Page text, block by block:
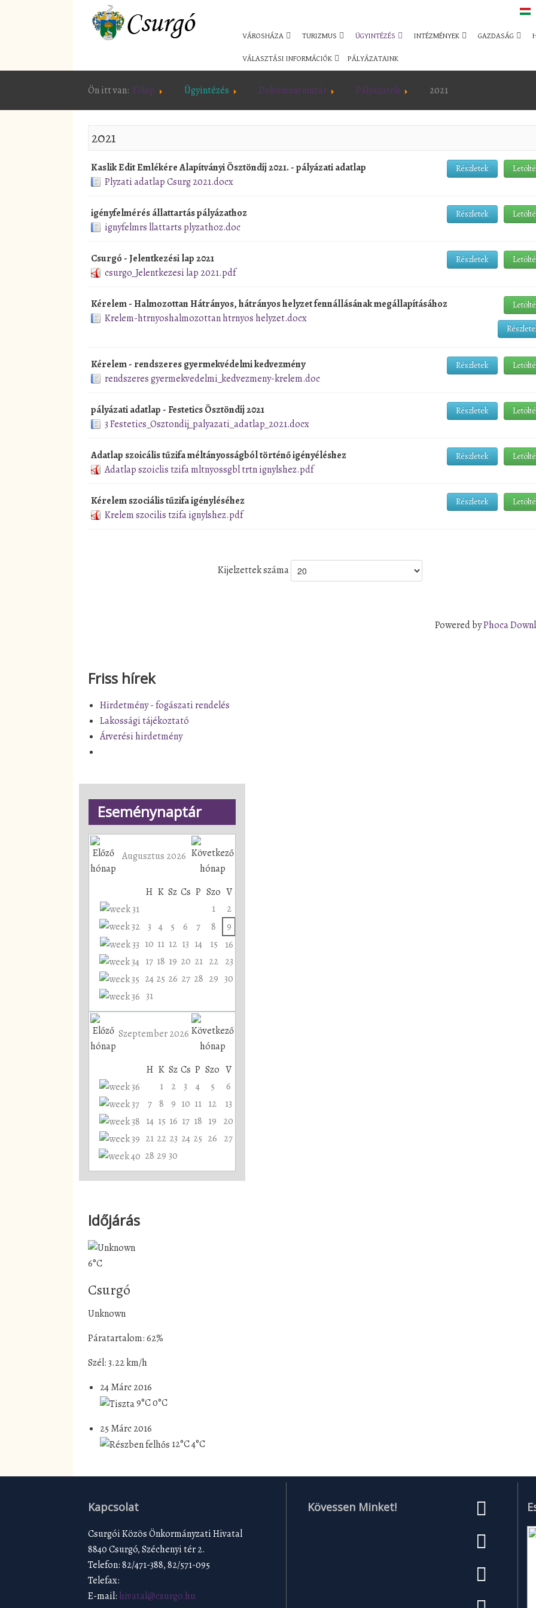
VÁROSHÁZA TURIZMUS ÜGYINTÉZÉS INTÉZMÉNYEK GAZDASÁG
VÁLASZTÁSI INFORMÁCIÓK PÁLYÁZATAINK
Ön itt van: Főlap Ügyintézés Dokumentumtár Pályázatok 2021
2021
Kaslik Edit Emlékére Alapítványi Ösztöndíj 2021. - pályázati adatlap
Plyzati adatlap Csurg 2021.docx
Részletek
igényfelmérés állattartás pályázathoz
ignyfelmrs llattarts plyzathoz.doc
Részletek
Csurgó - Jelentkezési lap 2021
csurgo_Jelentkezesi lap 2021.pdf
Részletek
Kérelem - Halmozottan Hátrányos, hátrányos helyzet fennállásának megállapításához
Krelem-htrnyoshalmozottan htrnyos helyzet.docx
Kérelem - rendszeres gyermekvédelmi kedvezmény
rendszeres gyermekvedelmi_kedvezmeny-krelem.doc
Részletek
pályázati adatlap - Festetics Ösztöndíj 2021
3 Festetics_Osztondij_palyazati_adatlap_2021.docx
Részletek
Adatlap szoicális tűzifa méltányosságból történő igényéléshez
Adatlap szoiclis tzifa mltnyossgbl trtn ignylshez.pdf
Részletek
Kérelem szociális tűzifa igényléséhez
Krelem szocilis tzifa ignylshez.pdf
Részletek
Kijelzettek száma
Powered byPhoca
Friss hírek
Hirdetmény - fogászati rendelés
Lakossági tájékoztató
Árverési hirdetmény
Eseménynaptár
Augusztus 2026
H K Sz Cs P Szo V
1
2
3 4 5 6 7 8
9
10 11 12 13 14 15
16
17 18 19 20 21 22 23
24 25 26 27 28 29 30
31
Szeptember 2026
H K Sz Cs P Szo V
1
2 3 4 5
6
7 8 9 10 11 12
13
14 15 16 17 18 19 20
21 22 23 24 25 26 27
28 29 30
Időjárás
6°C
Csurgó
Unknown
Páratartalom: 62%
Szél: 3.22 km/h
24 Márc 2016
9°C0°C
25 Márc 2016
12°C4°C
Kapcsolat
Csurgói Közös Önkormányzati Hivatal
8840 Csurgó, Széchenyi tér 2.
Telefon: 82/471-388, 82/571-095
Telefax:
E-mail: hivatal@csurgo.hu
Kövessen Minket!